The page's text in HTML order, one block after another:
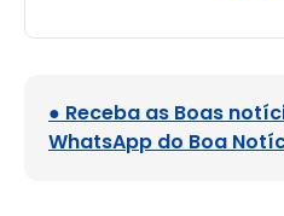
● Receba as Boas
WhatsApp do Boa